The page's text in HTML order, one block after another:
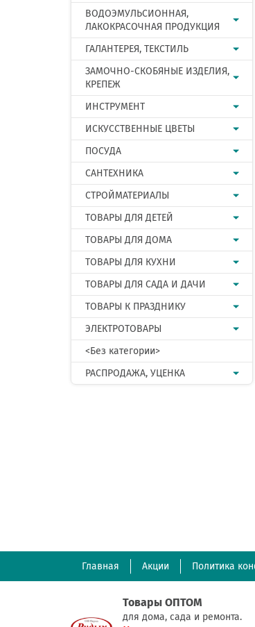
ВОДОЭМУЛЬСИОННАЯ,
ЛАКОКРАСОЧНАЯ ПРОДУКЦИЯ
ГАЛАНТЕРЕЯ, ТЕКСТИЛЬ
ЗАМОЧНО-СКОБЯНЫЕ ИЗДЕЛИЯ,
КРЕПЕЖ
ИНСТРУМЕНТ
ИСКУССТВЕННЫЕ ЦВЕТЫ
ПОСУДА
САНТЕХНИКА
СТРОЙМАТЕРИАЛЫ
ТОВАРЫ ДЛЯ ДЕТЕЙ
ТОВАРЫ ДЛЯ ДОМА
ТОВАРЫ ДЛЯ КУХНИ
ТОВАРЫ ДЛЯ САДА И ДАЧИ
ТОВАРЫ К ПРАЗДНИКУ
ЭЛЕКТРОТОВАРЫ
<Без категории>
РАСПРОДАЖА, УЦЕНКА
Главная Акции Политика
Товары ОПТОМ
для дома, сада и ремонта.